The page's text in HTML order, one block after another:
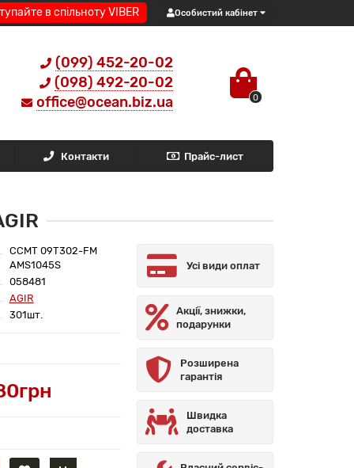
в спільноту VIBER Особистий кабінет
(099) 452-20-02
(098) 492-20-02
office@ocean.biz.ua
0
Контакти Прайс-лист
CCMT 09T302-FM
AMS1045S
058481
AGIR
301шт.
Усі види оплат
Акції, знижки,
подарунки
Розширена
гарантія
Швидка
доставка